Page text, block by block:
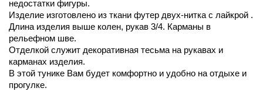
недостатки фигуры.
Изделие изготовлено из ткани футер двух-нитка с лайкрой .
Длина изделия выше колен, рукав 3/4. Карманы в
рельефном шве.
Отделкой служит декоративная тесьма на рукавах и
карманах изделия.
В этой тунике Вам будет комфортно и удобно на отдыхе и
прогулке.